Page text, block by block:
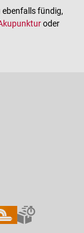
ebenfalls fündig,
oder